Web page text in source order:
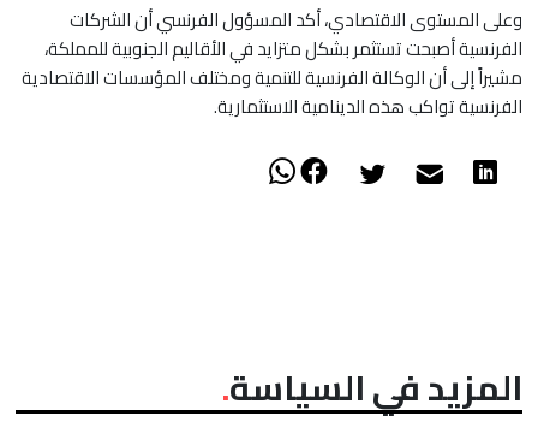
وعلى المستوى الاقتصادي، أكد المسؤول الفرنسي أن الشركات
الفرنسية أصبحت تستثمر بشكل متزايد في الأقاليم الجنوبية للمملكة،
مشيراً إلى أن الوكالة الفرنسية للتنمية ومختلف المؤسسات الاقتصادية
الفرنسية تواكب هذه الدينامية الاستثمارية.
المزيد في السياسة